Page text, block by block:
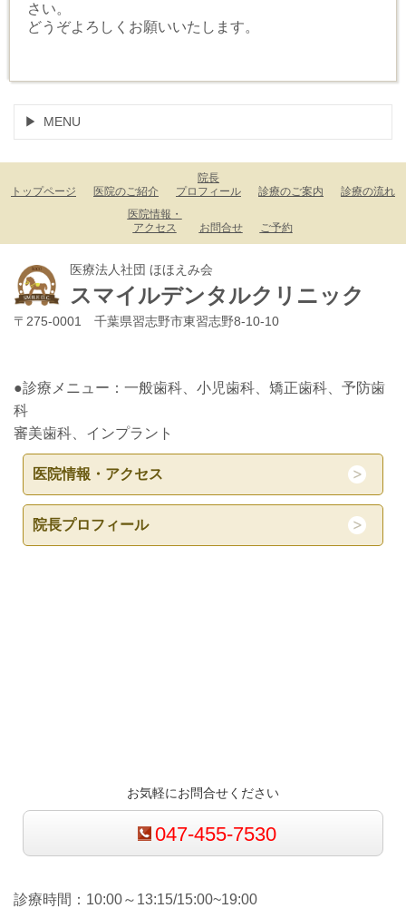
さい。
どうぞよろしくお願いいたします。
MENU
トップページ 医院のご紹介
院長
プロフィール
診療のご案内
診療の流れ
医院情報・
アクセス
お問合せ ご予約
医療法人社団 ほほえみ会
スマイルデンタルクリニック
〒275-0001 千葉県習志野市東習志野8-10-10
●診療メニュー：一般歯科、小児歯科、矯正歯科、予防歯
科
審美歯科、インプラント
医院情報・アクセス
院長プロフィール
お気軽にお問合せください
047-455-7530
診療時間：10:00～13:15/15:00~19:00